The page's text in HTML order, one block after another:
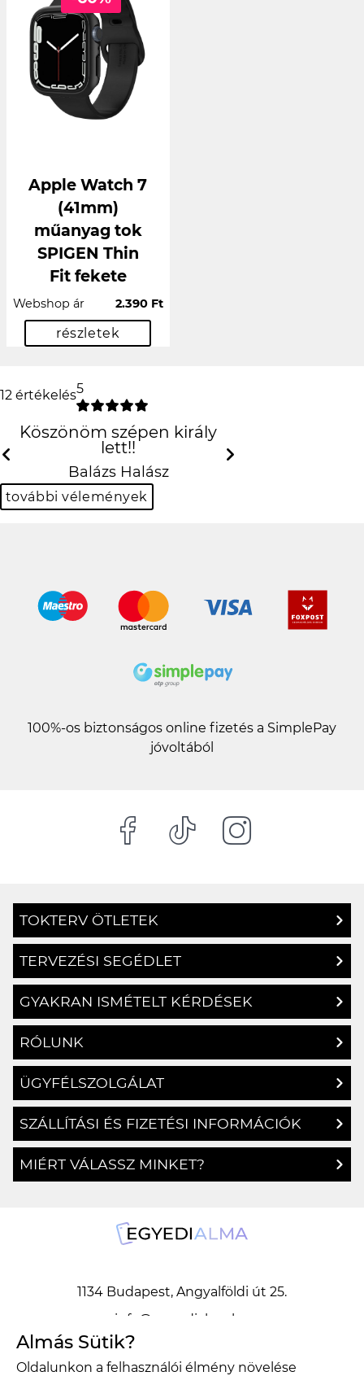
Apple Watch 7
(41mm)
műanyag tok
SPIGEN Thin
Fit fekete
Webshop ár 2.390 Ft
részletek
12 értékelés5
Köszönöm szépen király lett!!
Balázs Halász
további vélemények
100%-os biztonságos online fizetés a SimplePay
TOKTERV ÖTLETEK
TERVEZÉSI SEGÉDLET
GYAKRAN ISMÉTELT KÉRDÉSEK
RÓLUNK
ÜGYFÉLSZOLGÁLAT
SZÁLLÍTÁSI ÉS FIZETÉSI INFORMÁCIÓK
MIÉRT VÁLASSZ MINKET?
info@egyedialma.hu
Almás Sütik?
Oldalunkon a felhasználói élmény növelése